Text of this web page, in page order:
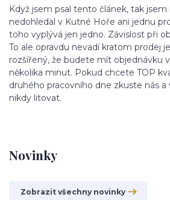
Novinky
Zobrazit všechny novinky
Když jsem psal tento článek, tak
nedohledal v Kutné Hoře ani jednu
toho vyplývá jen jedno. Závislost při
To ale opravdu nevadí kratom prodej
rozšířený, že budete mít objednávku
několika minut. Pokud chcete TOP
druhého pracovního dne zkuste nás
nikdy litovat.